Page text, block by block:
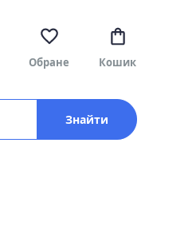
Обране Кошик
Знайти